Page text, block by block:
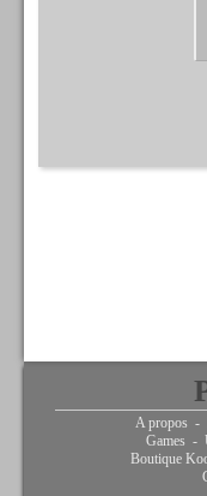
A propos -
Games -
Boutique